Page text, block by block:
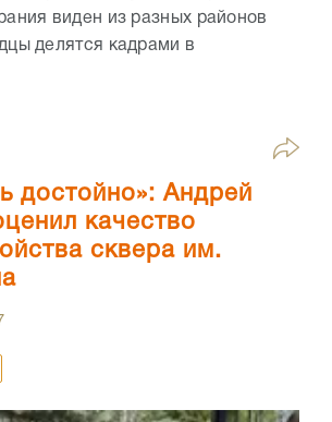
виден из разных районов
делятся кадрами в
достойно»: Андрей
качество
сквера им.